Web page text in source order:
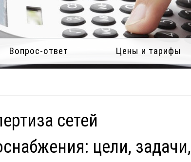
Вопрос-ответ Цены и тарифы
сетей
цели, задачи,